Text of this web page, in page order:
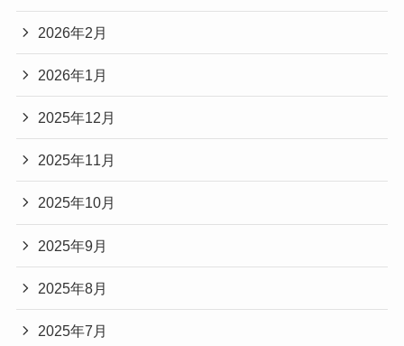
2026年2月
2026年1月
2025年12月
2025年11月
2025年10月
2025年9月
2025年8月
2025年7月